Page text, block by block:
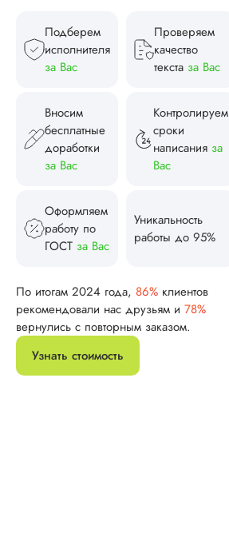
Подберем
исполнителя
за Вас
Проверяем
качество
текста за Вас
Вносим
бесплатные
доработки
за Вас
Контролируем
сроки
написания за
Вас
Оформляем
работу по
ГОСТ за Вас
Уникальность
работы до 95%
По итогам 2024 года, 86% клиентов
рекомендовали нас друзьям и 78%
вернулись с повторным заказом.
Узнать стоимость